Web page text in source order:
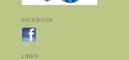
FACEBOOK
LINKS